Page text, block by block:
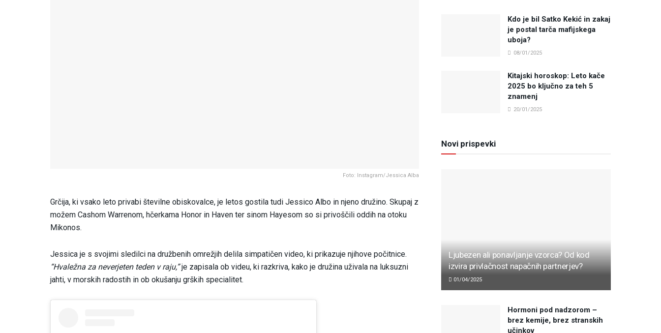
Foto: Instagram/Jessica Alba
Grčija, ki vsako leto privabi številne obiskovalce, je letos gostila tudi Jessico Albo in njeno družino. Skupaj z
možem Cashom Warrenom, hčerkama Honor in Haven ter sinom Hayesom so si privoščili oddih na otoku
Mikonos.
Jessica je s svojimi sledilci na družbenih omrežjih delila simpatičen video, ki prikazuje njihove počitnice.
“Hvaležna za neverjeten teden v raju,”je zapisala ob videu, ki razkriva, kako je družina uživala na luksuzni
jahti, v morskih radostih in ob okušanju grških specialitet.
Kdo je bil Satko Kekić in zakaj
je postal tarča mafijskega
uboja?
08/01/2025
Kitajski horoskop: Leto kače
2025 bo ključno za teh 5
znamenj
20/01/2025
Novi prispevki
Ljubezen ali ponavljanje vzorca? Od kod
izvira privlačnost napačnih partnerjev?
01/04/2025
Hormoni pod nadzorom –
brez kemije, brez stranskih
učinkov